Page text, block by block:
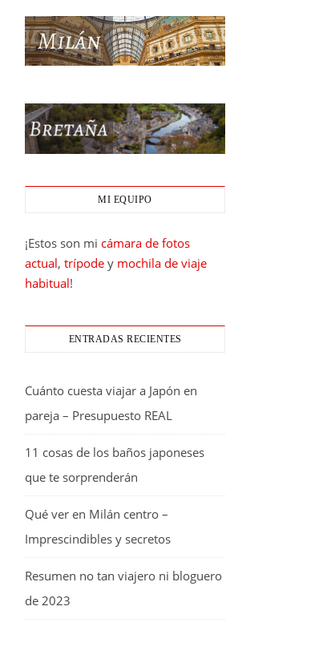
MI EQUIPO
¡Estos son mi cámara de fotos
actual, trípode y mochila de viaje
habitual!
ENTRADAS RECIENTES
Cuánto cuesta viajar a Japón en
pareja – Presupuesto REAL
11 cosas de los baños japoneses
que te sorprenderán
Qué ver en Milán centro –
Imprescindibles y secretos
Resumen no tan viajero ni bloguero
de 2023